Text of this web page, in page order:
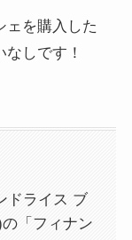
ェを購入した
しです！
ドライス ブ
「フィナン